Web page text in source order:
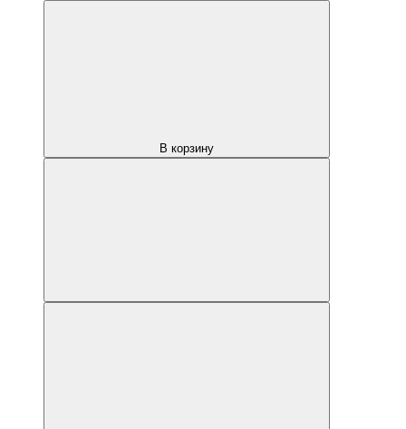
В корзину